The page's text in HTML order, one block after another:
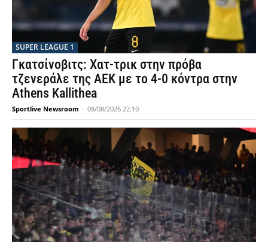
SUPER LEAGUE 1
Γκατσίνοβιτς: Χατ-τρικ στην πρόβα
τζενεράλε της ΑΕΚ με το 4-0 κόντρα στην
Athens Kallithea
Sportlive Newsroom - 08/08/2026 22:10